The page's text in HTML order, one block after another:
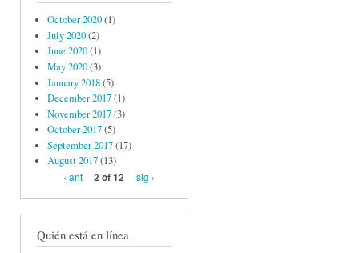
October 2020(1)
July 2020(2)
June 2020(1)
May 2020(3)
January 2018(5)
December 2017(1)
November 2017(3)
October 2017(5)
September 2017(17)
August 2017(13)
‹ ant
2 of 12 sig ›
Quién está en línea